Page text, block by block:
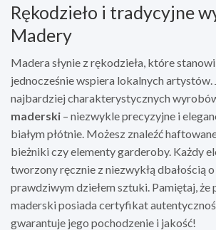
Rękodzieło i tradycyjne
Madery
Madera słynie z rękodzieła, które
jednocześnie wspiera lokalnych artystów.
najbardziej charakterystycznych
maderski – niezwykle precyzyjne i
białym płótnie. Możesz znaleźć
bieżniki czy elementy garderoby. Każdy
tworzony ręcznie z niezwykłą dbałością
prawdziwym dziełem sztuki. Pamiętaj,
maderski posiada certyfikat
gwarantuje jego pochodzenie i jakość!